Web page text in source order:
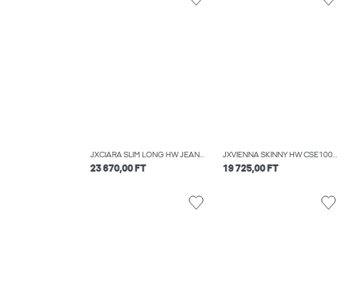
JXCIARA SLIM LONG HW JEANS C107 DNM
23 670,00 FT
JXVIENNA SKINNY HW CSE1006 DNM NOOS
19 725,00 FT